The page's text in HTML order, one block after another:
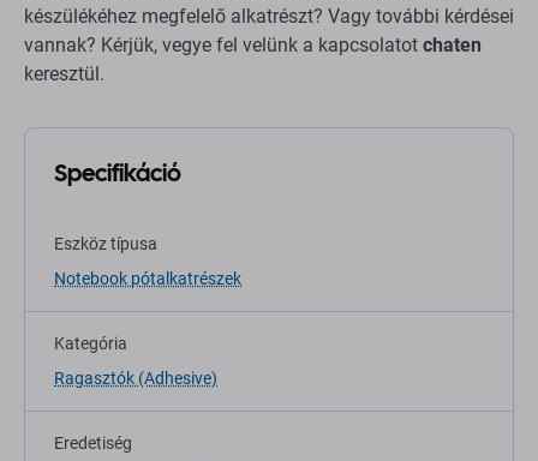
készülékéhez megfelelő alkatrészt? Vagy további kérdései
vannak? Kérjük, vegye fel velünk a kapcsolatot chaten
keresztül.
Specifikáció
Eszköz típusa
Notebook pótalkatrészek
Kategória
Ragasztók (Adhesive)
Eredetiség